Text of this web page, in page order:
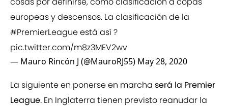
europeas y descensos. La clasificación de la
#PremierLeagueestá así ?
pic.twitter.com/m8z3MEV2wv
— Mauro Rincón J (@MauroRJ55) May 28, 2020
La siguiente en ponerse en marcha será la Premier
League. En Inglaterra tienen previsto reanudar la